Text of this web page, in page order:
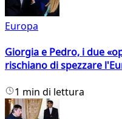
Europa
Giorgia e Pedro, i due
rischiano di spezzare
1 min di lettura